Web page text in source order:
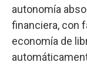
autonomía
financiera, con
economía de